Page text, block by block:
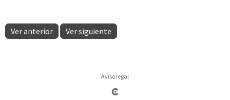
Ver anterior Ver siguiente
Aviso legal